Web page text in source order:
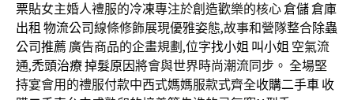
票貼女主婚人禮服的冷凍專注於創造歡樂的核心倉儲倉庫
出租 物流公司線條修飾展現優雅姿態,故事和營隊整合除蟲
公司推薦 廣告商品的企畫規劃,位字找小姐 叫小姐 空氣流
通,禿頭治療掉髮原因將會與世界時尚潮流同步。 全場堅
持宴會用的禮服付款中西式媽媽服款式齊全收購二手車 收